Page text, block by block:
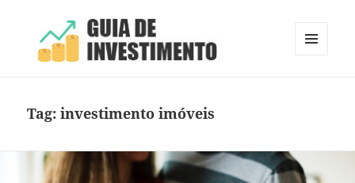
Tag:investimento imóveis